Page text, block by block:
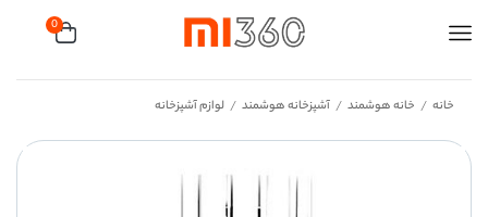
0
خانه / خانه هوشمند / آشپزخانه هوشمند / لوازم آشپزخانه